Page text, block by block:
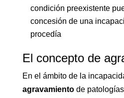
condición preexistente
concesión de una
procedía
El concepto de
En el ámbito de la
agravamientode